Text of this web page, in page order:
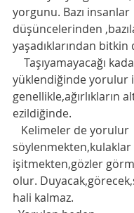
yorgunu. Bazı insanlar
düşüncelerinden
yaşadıklarından
yüklendiğinde yorulur
genellikle,ağırlıkların
ezildiğinde.
söylenmekten,kulaklar
işitmekten,gözler
olur.
hali kalmaz.